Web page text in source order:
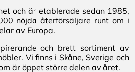
och är etablerade sedan 1985,
nöjda återförsäljare runt om i
av Europa.
och brett sortiment av
Vi finns i Skåne, Sverige och
är öppet större delen av året.